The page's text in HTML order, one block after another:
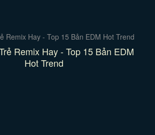
Remix Hay - Top 15 Bản EDM
Hot Trend